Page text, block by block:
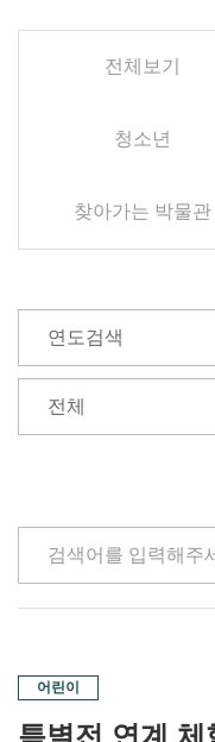
전체보기
청소년
찾아가는 박물관
어린이